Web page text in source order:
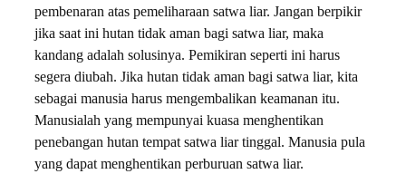
pembenaran atas pemeliharaan satwa liar. Jangan berpikir
jika saat ini hutan tidak aman bagi satwa liar, maka
kandang adalah solusinya. Pemikiran seperti ini harus
segera diubah. Jika hutan tidak aman bagi satwa liar, kita
sebagai manusia harus mengembalikan keamanan itu.
Manusialah yang mempunyai kuasa menghentikan
penebangan hutan tempat satwa liar tinggal. Manusia pula
yang dapat menghentikan perburuan satwa liar.